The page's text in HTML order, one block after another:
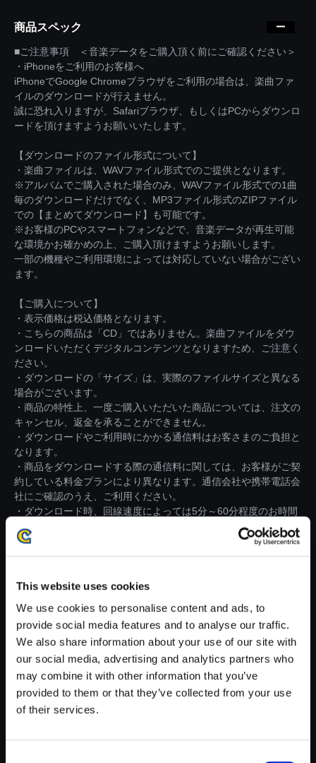
This website uses cookies
We use cookies to personalise content and ads, to
provide social media features and to analyse our traffic.
We also share information about your use of our site with
our social media, advertising and analytics partners who
may combine it with other information that you’ve
provided to them or that they’ve collected from your use
of their services.
商品スペック
■ご注意事項 ＜音楽データをご購入頂く前にご確認ください＞
・iPhoneをご利用のお客様へ
iPhoneでGoogle Chromeブラウザをご利用の場合は、楽曲ファ
イルのダウンロードが行えません。
誠に恐れ入りますが、Safariブラウザ、もしくはPCからダウンロ
ードを頂けますようお願いいたします。
【ダウンロードのファイル形式について】
・楽曲ファイルは、WAVファイル形式でのご提供となります。
※アルバムでご購入された場合のみ、WAVファイル形式での1曲
毎のダウンロードだけでなく、MP3ファイル形式のZIPファイル
での【まとめてダウンロード】も可能です。
※お客様のPCやスマートフォンなどで、音楽データが再生可能
な環境かお確かめの上、ご購入頂けますようお願いします。
一部の機種やご利用環境によっては対応していない場合がござい
ます。
【ご購入について】
・表示価格は税込価格となります。
・こちらの商品は「CD」ではありません。楽曲ファイルをダウ
ンロードいただくデジタルコンテンツとなりますため、ご注意く
ださい。
・ダウンロードの「サイズ」は、実際のファイルサイズと異なる
場合がございます。
・商品の特性上、一度ご購入いただいた商品については、注文の
キャンセル、返金を承ることができません。
・ダウンロードやご利用時にかかる通信料はお客さまのご負担と
なります。
・商品をダウンロードする際の通信料に関しては、お客様がご契
約している料金プランにより異なります。通信会社や携帯電話会
社にご確認のうえ、ご利用ください。
・ダウンロード時、回線速度によっては5分～60分程度のお時間
がかかる場合がございます。
※ご購入いただいたファイルのダウンロードの際には、通信環境
が安定しているWifi環境でお試しください。
【単曲】ストリートファイター
コンピレーション”RE：”MIX チ
ップチューン E．本田（HyperJ